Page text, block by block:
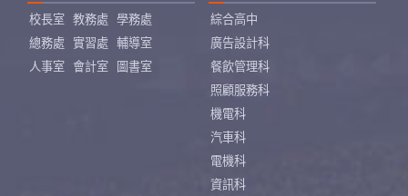
校長室 教務處
學務處
總務處
實習處
輔導室
人事室
會計室 圖書室
綜合高中
廣告設計科
餐飲管理科
照顧服務科
機電科
汽車科
電機科
資訊科